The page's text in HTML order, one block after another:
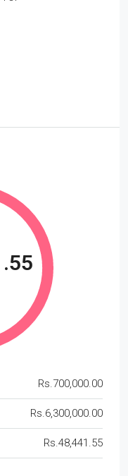
Rs.700,000.00
Rs.6,300,000.00
Rs.48,441.55